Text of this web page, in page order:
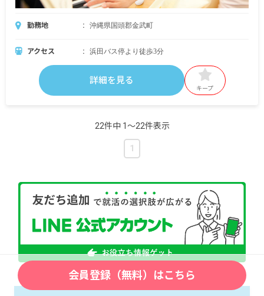
勤務地 沖縄県国頭郡金武町
アクセス 浜田バス停より徒歩3分
詳細を見る
キープ
22件中 1〜22件表示
1
会員登録（無料）はこちら